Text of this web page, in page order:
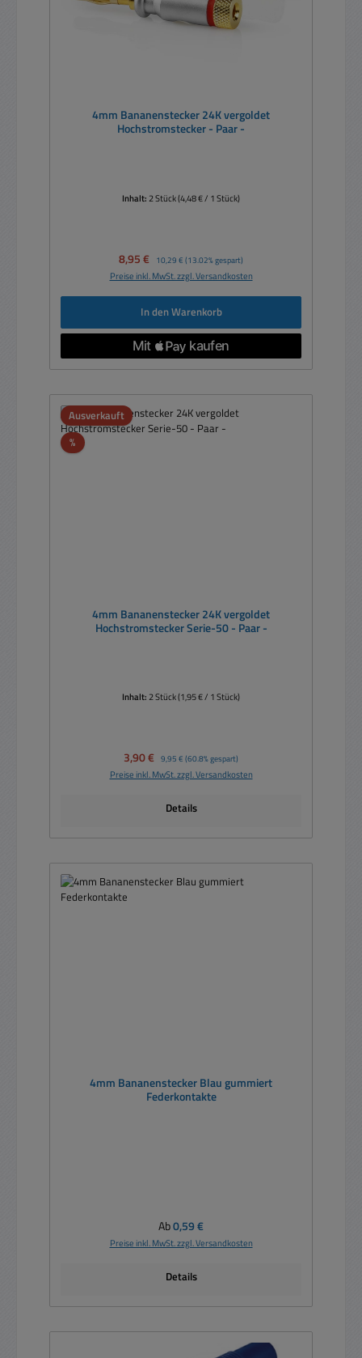
4mm Bananenstecker 24K vergoldet
Hochstromstecker - Paar -
Inhalt:2 Stück(4,48 € / 1 Stück)
Verkaufspreis:
8,95 € Regulärer Preis:
10,29 € (13.02% gespart)
Preise inkl. MwSt. zzgl. Versandkosten
In den Warenkorb
Ausverkauft
%Rabatt
4mm Bananenstecker 24K vergoldet
Hochstromstecker Serie-50 - Paar -
Inhalt:2 Stück(1,95 € / 1 Stück)
Verkaufspreis:
3,90 € Regulärer Preis:
9,95 € (60.8% gespart)
Preise inkl. MwSt. zzgl. Versandkosten
Details
4mm Bananenstecker Blau gummiert
Federkontakte
Regulärer Preis:
Ab0,59 €
Preise inkl. MwSt. zzgl. Versandkosten
Details